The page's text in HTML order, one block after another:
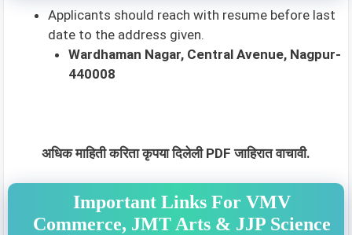
Applicants should reach with resume before last
date to the address given.
Wardhaman Nagar, Central Avenue, Nagpur-
440008
अधिक माहिती करिता कृपया दिलेली PDF जाहिरात वाचावी.
Important Links For VMV
Commerce, JMT Arts & JJP Science